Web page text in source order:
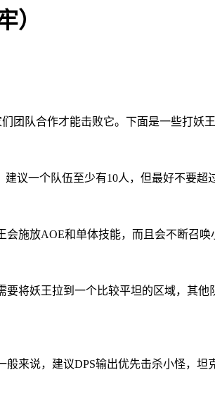
）
团队合作才能击败它。下面是一些打妖王
议一个队伍至少有10人，但最好不要超
施放AOE和单体技能，而且会不断召唤
将妖王拉到一个比较平坦的区域，其
来说，建议DPS输出优先击杀小怪，坦